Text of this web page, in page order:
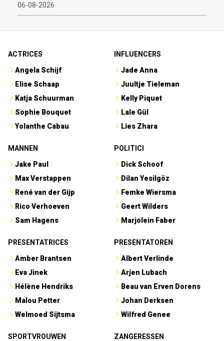
06-08-2026
ACTRICES
Angela Schijf
Elise Schaap
Katja Schuurman
Sophie Bouquet
Yolanthe Cabau
INFLUENCERS
Jade Anna
Juultje Tieleman
Kelly Piquet
Lale Gül
Lies Zhara
MANNEN
Jake Paul
Max Verstappen
René van der Gijp
Rico Verhoeven
Sam Hagens
POLITICI
Dick Schoof
Dilan Yesilgöz
Femke Wiersma
Geert Wilders
Marjolein Faber
PRESENTATRICES
Amber Brantsen
Eva Jinek
Hélène Hendriks
Malou Petter
Welmoed Sijtsma
PRESENTATOREN
Albert Verlinde
Arjen Lubach
Beau van Erven Dorens
Johan Derksen
Wilfred Genee
SPORTVROUWEN ZANGERESSEN